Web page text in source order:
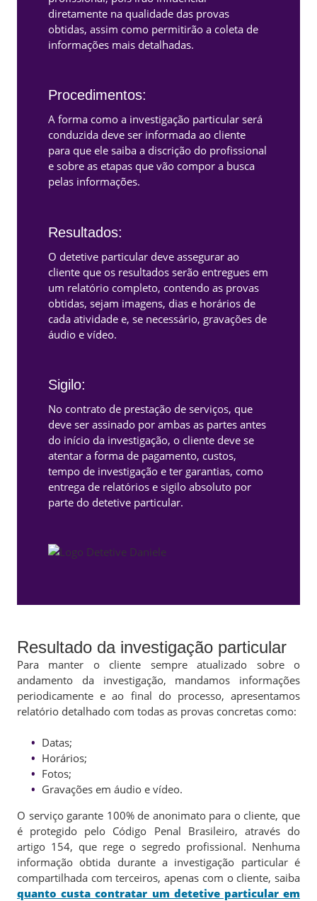
diretamente na qualidade das provas
obtidas, assim como permitirão a coleta de
informações mais detalhadas.
Procedimentos:
A forma como a investigação particular será
conduzida deve ser informada ao cliente
para que ele saiba a discrição do profissional
e sobre as etapas que vão compor a busca
pelas informações.
Resultados:
O detetive particular deve assegurar ao
cliente que os resultados serão entregues em
um relatório completo, contendo as provas
obtidas, sejam imagens, dias e horários de
cada atividade e, se necessário, gravações de
áudio e vídeo.
Sigilo:
No contrato de prestação de serviços, que
deve ser assinado por ambas as partes antes
do início da investigação, o cliente deve se
atentar a forma de pagamento, custos,
tempo de investigação e ter garantias, como
entrega de relatórios e sigilo absoluto por
parte do detetive particular.
Resultado da investigação particular
Para manter o cliente sempre atualizado sobre o
andamento da investigação, mandamos informações
periodicamente e ao final do processo, apresentamos
relatório detalhado com todas as provas concretas como:
Datas;
Horários;
Fotos;
Gravações em áudio e vídeo.
O serviço garante 100% de anonimato para o cliente, que
é protegido pelo Código Penal Brasileiro, através do
artigo 154, que rege o segredo profissional. Nenhuma
informação obtida durante a investigação particular é
compartilhada com terceiros, apenas com o cliente, saiba
quanto custa contratar um detetive particular em